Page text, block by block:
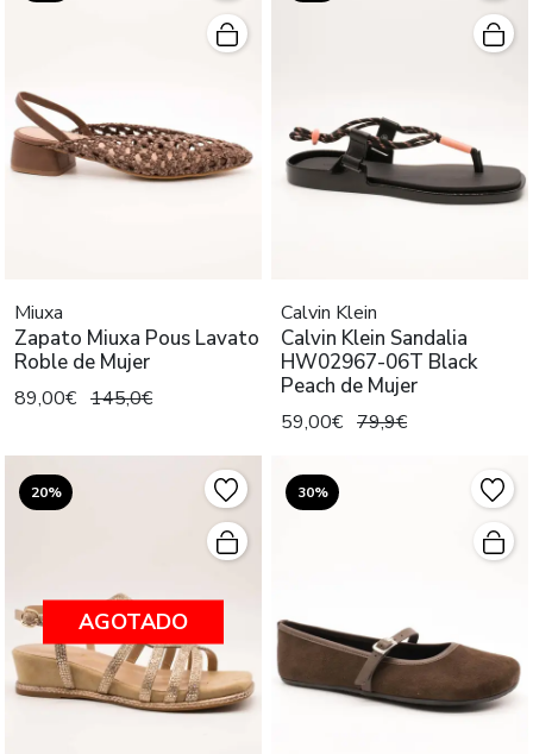
Miuxa
Zapato Miuxa Pous Lavato
Roble de Mujer
89,00€ 145,0€
Calvin Klein
Calvin Klein Sandalia
HW02967-06T Black
Peach de Mujer
59,00€ 79,9€
20%
AGOTADO
30%